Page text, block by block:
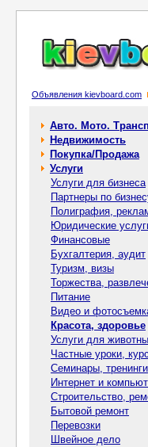
Объявления kievboard.com
Авто. Мото.
Недвижимость
Покупка/Продажа
Услуги
Услуги для бизнеса
Партнеры по
Полиграфия,
Юридические
Финансовые
Бухгалтерия, аудит
Туризм, визы
Торжества,
Питание
Видео и
Красота, здоровье
Услуги для
Частные уроки,
Семинары, тренинги
Интернет и
Строительство,
Бытовой ремонт
Перевозки
Швейное дело